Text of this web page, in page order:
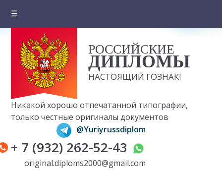
☰
О компании
Цены на документы
Вопросы и ответы
Отзывы клиентов
Оплата и доставка
Контакты
РОССИЙСКИЕ
ДИПЛОМЫ
НАСТОЯЩИЙ ГОЗНАК!
Никакой хорошо отпечатанной типографии,
только честные оригиналы документов
@Yuriyrussdiplom
+ 7 (932) 262-52-43
original.diploms2000@gmail.com